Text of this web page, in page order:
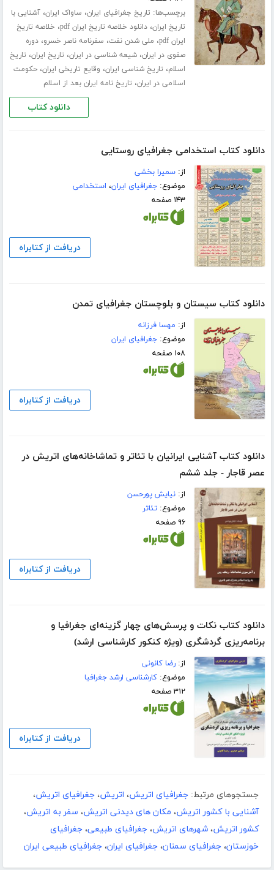
برچسب‌ها: تاریخ جغرافیای ایران، ساواک ایران،آشنایی با
تاریخ ایران،دانلود خلاصه تاریخ ایران pdf ، خلاصه تاریخ
ایران pdf
، ملی شدن نفت، سفرنامه ناصر خسرو،دوره
صفوی در ایران،شیعه شناسی در ایران، تاریخ ایران، تاریخ
اسلام، تاریخ شناسی ایران، وقایع تاریخی ایران،حکومت
اسلامی در ایران، تاریخ نامه ایران بعد از اسلام
دانلود کتاب
دانلود کتاب استخدامی جغرافیای روستایی
از:سمیرا بخشی
موضوع:جغرافیای ایران، استخدامی
۱۴۳ صفحه
دریافت از کتابراه
دانلود کتاب سیستان و بلوچستان جغرافیای تمدن
از: مهسا فرزانه
موضوع:جغرافیای ایران
۱۰۸ صفحه
دریافت از کتابراه
دانلود کتاب آشنایی ایرانیان با تئاتر و تماشاخانه‌های اتریش در
عصر قاجار - جلد ششم
از:نیایش پورحسن
موضوع:تئاتر
۹۶ صفحه
دریافت از کتابراه
دانلود کتاب نکات و پرسش‌های چهار گزینه‌ای جغرافیا و
برنامه‌ریزی گردشگری (ویژه کنکور کارشناسی ارشد)
از:رضا کانونی
موضوع:کارشناسی ارشد جغرافیا
۳۱۲ صفحه
دریافت از کتابراه
جستجوهای مرتبط: جغرافیای اتریش، اتریش، جغرافیای اتریش،
آشنایی با کشور اتریش، مکان های دیدنی اتریش، سفر به اتریش،
کشور اتریش، شهرهای اتریش، جغرافیای طبیعی، جغرافیای
خوزستان، جغرافیای سمنان، جغرافیای ایران، جغرافیای طبیعی ایران